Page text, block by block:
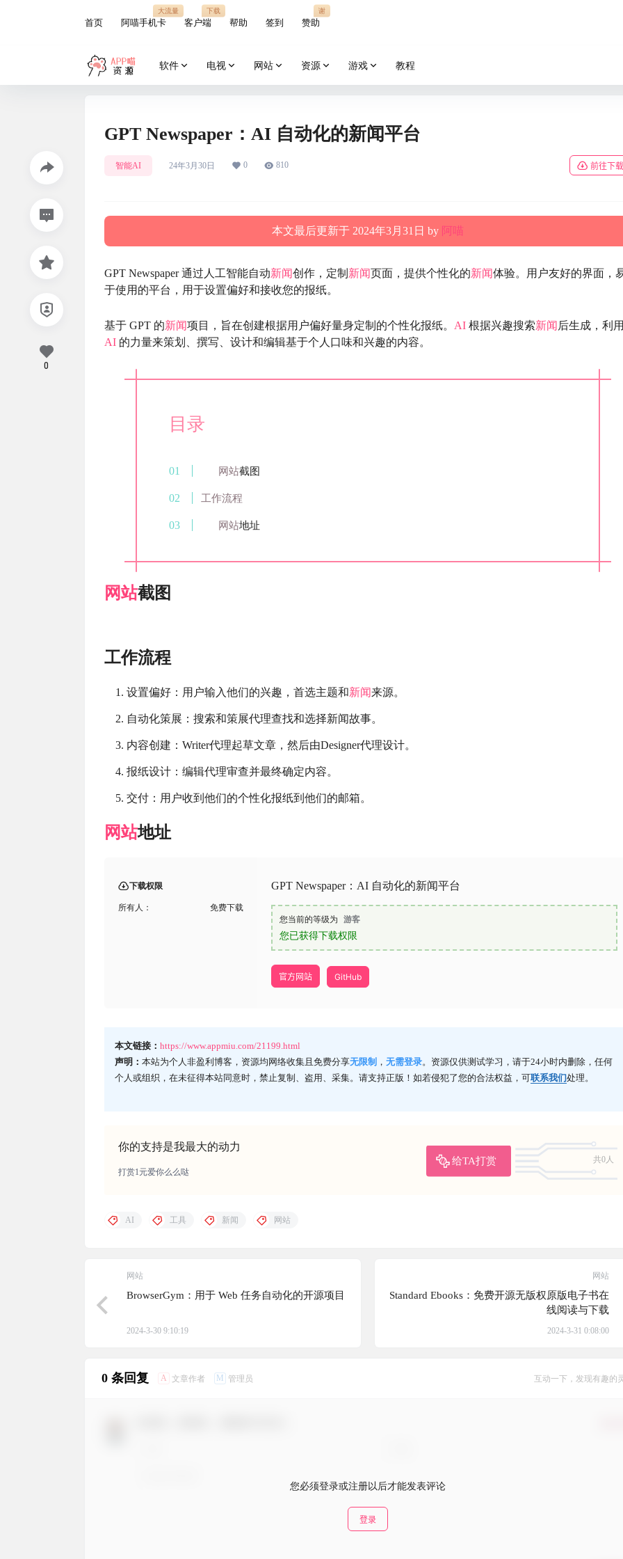
首页 阿喵手机卡
大流量
客户端
下载
帮助 签到 赞助
谢
软件 电视 网站 资源 游戏 教程
GPT Newspaper：AI 自动化的新闻平台
智能AI 24年3月30日 0 810 前往下载
本文最后更新于 2024年3月31日 by 阿喵
GPT Newspaper 通过人工智能自动新闻创作，定制 新闻页面，提供个性化的新闻体验。用户友好的界面，
于使用的平台，用于设置偏好和接收您的报纸。
基于 GPT 的新闻项目，旨在创建根据用户偏好量身定制的个性化报纸。 AI 根据兴趣搜索新闻 后生成，利
AI 的力量来策划、撰写、设计和编辑基于个人口味和兴趣的内容。
目录
网站截图
工作流程
网站地址
网站截图
工作流程
设置偏好：用户输入他们的兴趣，首选主题和新闻来源。
自动化策展：搜索和策展代理查找和选择新闻故事。
内容创建：Writer代理起草文章，然后由Designer代理设计。
报纸设计：编辑代理审查并最终确定内容。
交付：用户收到他们的个性化报纸到他们的邮箱。
网站地址
下载权限
所有人： 免费下载
GPT Newspaper：AI 自动化的新闻平台
您当前的等级为 游客
您已获得下载权限
官方网站 GitHub
本文链接： https://www.appmiu.com/21199.html
声明： 本站为个人非盈利博客，资源均网络收集且免费分享无限制 ， 无需登录。资源仅供测试学习，请于24小时内删除，任何
个人或组织，在未征得本站同意时，禁止复制、盗用、采集。请支持正版！如若侵犯了您的合法权益，可联系我们处理。
你的支持是我最大的动力
给TA打赏
共0人
打赏1元爱你么么哒
0
AI 工具 新闻 网站
网站
BrowserGym：用于 Web 任务自动化的开源项目
2024-3-30 9:10:19
网站
Standard Ebooks：免费开源无版权原版电子书在
线阅读与下载
2024-3-31 0:08:00
0 条回复 A 文章作者 M 管理员 互动一下，发现有趣的
您必须登录或注册以后才能发表评论
登录